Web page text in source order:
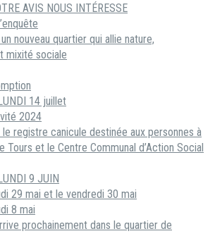
AVIS NOUS INTÉRESSE
nouveau quartier qui allie nature,
mixité sociale
14 juillet
2024
registre canicule destinée aux personnes à
Tours et le Centre Communal d’Action Social
9 JUIN
29 mai et le vendredi 30 mai
8 mai
prochainement dans le quartier de